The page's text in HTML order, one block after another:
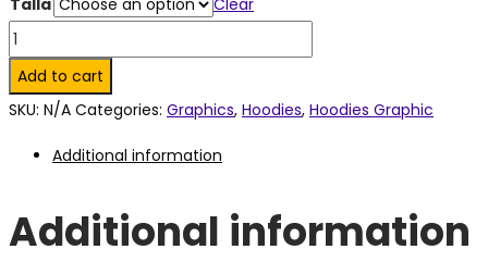
Talla
Clear
I'm
not
a
Hoodie.
Add to cart
SKU: N/A Categories: Graphics, Hoodies, Hoodies Graphic
Additional information
Additional information